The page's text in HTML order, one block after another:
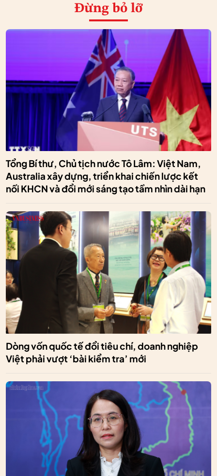
Đừng bỏ lỡ
Tổng Bí thư, Chủ tịch nước Tô Lâm: Việt Nam,
Australia xây dựng, triển khai chiến lược kết
nối KHCN và đổi mới sáng tạo tầm nhìn dài hạn
Dòng vốn quốc tế đổi tiêu chí, doanh nghiệp
Việt phải vượt ‘bài kiểm tra’ mới